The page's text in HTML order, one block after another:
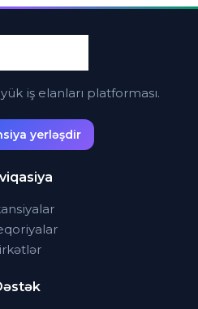
iş elanları platforması.
yerləşdir